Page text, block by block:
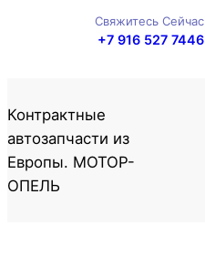
Свяжитесь Сейчас
+7 916 527 7446
Контрактные
автозапчасти из
Европы. МОТОР-
ОПЕЛЬ